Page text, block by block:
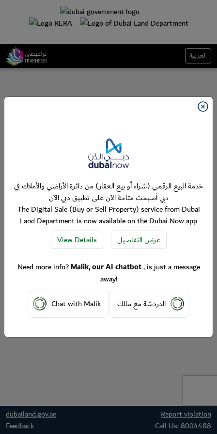
العربية
dubailand.gov.ae
Report violation
Feedback
Call Us:8004488
خدمة البيع الرقمي (شراء أو بيع العقار) من دائرة الأراضي والأملاك في
دبي أصبحت متاحة الآن على تطبيق دبي الآن
The Digital Sale (Buy or Sell Property) service from Dubai
Land Department is now available on the Dubai Now app
View Details
عرض التفاصيل
Need more info?Malik, our AI chatbot, is just a message
away!
Chat with Malik
الدردشة مع مالك